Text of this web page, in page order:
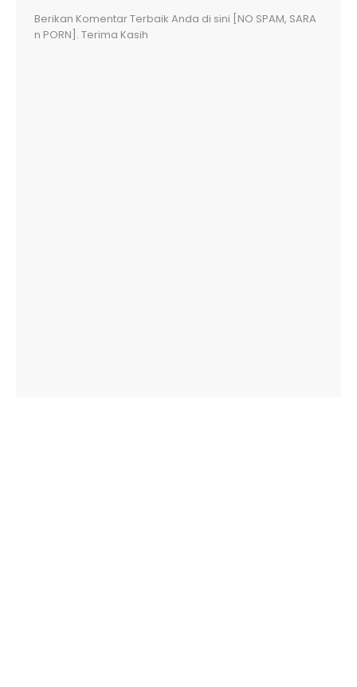
Berikan Komentar Terbaik Anda di sini [NO SPAM, SARA
n PORN]. Terima Kasih